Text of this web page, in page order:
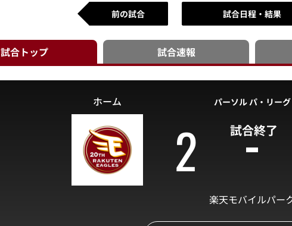
前の試合 試合日程・結果
試合トップ 試合速報
パーソル パ・リーグ
試合終了
ホーム
2
楽天モバイルパー